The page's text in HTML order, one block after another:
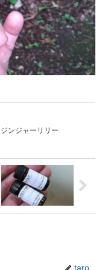
ンジャーリリー
taro